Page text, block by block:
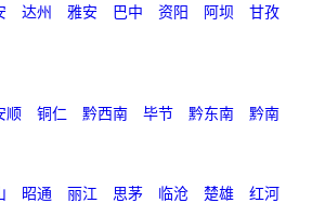
达州 雅安 巴中 资阳 阿坝
甘孜
顺 铜仁 黔西南 毕节 黔东南 黔南
昭通 丽江 思茅 临沧 楚雄
红河